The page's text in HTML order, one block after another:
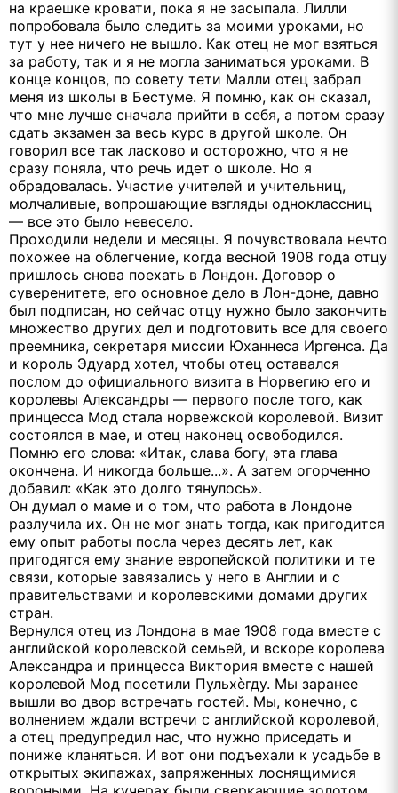
на краешке кровати, пока я не засыпала. Лилли
попробовала было следить за моими уроками, но
тут у нее ничего не вышло. Как отец не мог взяться
за работу, так и я не могла заниматься уроками. В
конце концов, по совету тети Малли отец забрал
меня из школы в Бестуме. Я помню, как он сказал,
что мне лучше сначала прийти в себя, а потом сразу
сдать экзамен за весь курс в другой школе. Он
говорил все так ласково и осторожно, что я не
сразу поняла, что речь идет о школе. Но я
обрадовалась. Участие учителей и учительниц,
молчаливые, вопрошающие взгляды одноклассниц
— все это было невесело.
Проходили недели и месяцы. Я почувствовала нечто
похожее на облегчение, когда весной 1908 года отцу
пришлось снова поехать в Лондон. Договор о
суверенитете, его основное дело в Лон-доне, давно
был подписан, но сейчас отцу нужно было закончить
множество других дел и подготовить все для своего
преемника, секретаря миссии Юханнеса Иргенса. Да
и король Эдуард хотел, чтобы отец оставался
послом до официального визита в Норвегию его и
королевы Александры — первого после того, как
принцесса Мод стала норвежской королевой. Визит
состоялся в мае, и отец наконец освободился.
Помню его слова: «Итак, слава богу, эта глава
окончена. И никогда больше...». А затем огорченно
добавил: «Как это долго тянулось».
Он думал о маме и о том, что работа в Лондоне
разлучила их. Он не мог знать тогда, как пригодится
ему опыт работы посла через десять лет, как
пригодятся ему знание европейской политики и те
связи, которые завязались у него в Англии и с
правительствами и королевскими домами других
стран.
Вернулся отец из Лондона в мае 1908 года вместе с
английской королевской семьей, и вскоре королева
Александра и принцесса Виктория вместе с нашей
королевой Мод посетили Пульхѐгду. Мы заранее
вышли во двор встречать гостей. Мы, конечно, с
волнением ждали встречи с английской королевой,
а отец предупредил нас, что нужно приседать и
пониже кланяться. И вот они подъехали к усадьбе в
открытых экипажах, запряженных лоснящимися